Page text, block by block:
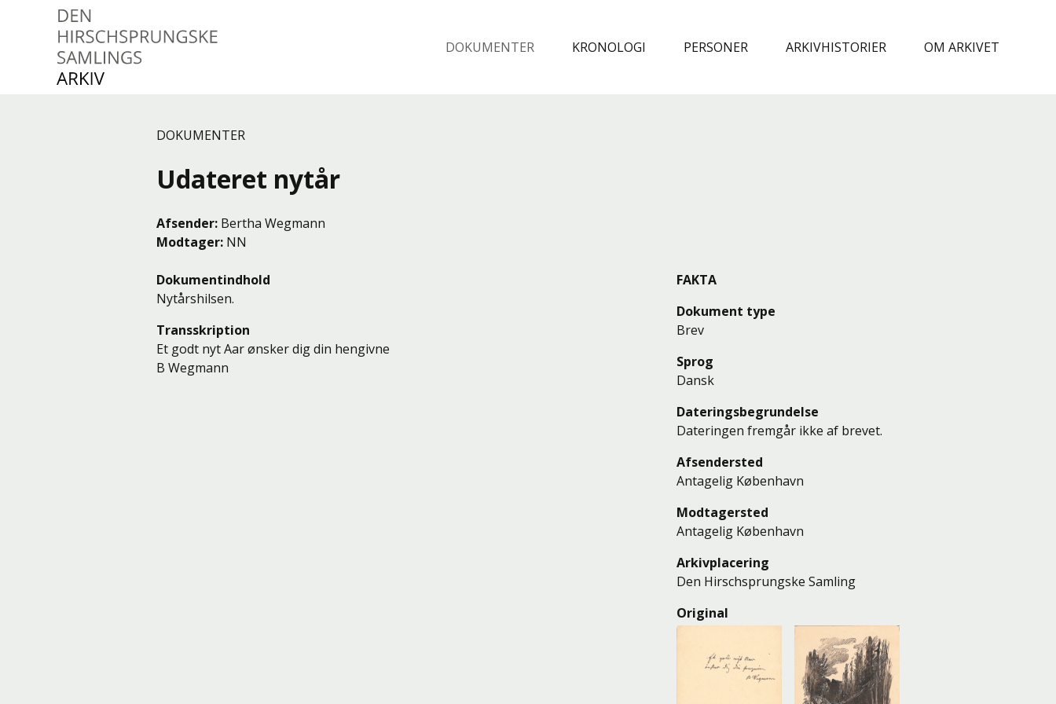
DOKUMENTER KRONOLOGI PERSONER ARKIVHISTORIER OM ARKIVET
DOKUMENTER
Udateret nytår
Afsender Bertha Wegmann
Modtager NN
Dokumentindhold
Nytårshilsen.
Transskription
Et godt nyt Aar ønsker dig din hengivne
B Wegmann
FAKTA
Dokument type
Brev
Sprog
Dansk
Dateringsbegrundelse
Dateringen fremgår ikke af brevet.
Afsendersted
Antagelig København
Modtagersted
Antagelig København
Arkivplacering
Den Hirschsprungske Samling
Original